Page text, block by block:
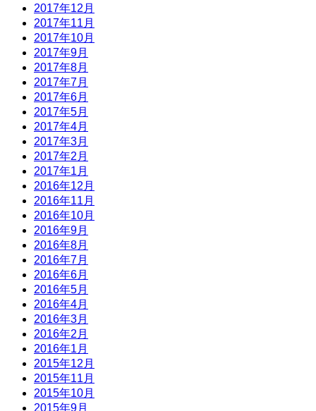
2017年12月
2017年11月
2017年10月
2017年9月
2017年8月
2017年7月
2017年6月
2017年5月
2017年4月
2017年3月
2017年2月
2017年1月
2016年12月
2016年11月
2016年10月
2016年9月
2016年8月
2016年7月
2016年6月
2016年5月
2016年4月
2016年3月
2016年2月
2016年1月
2015年12月
2015年11月
2015年10月
2015年9月